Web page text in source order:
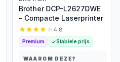
Brother DCP-L2627DWE
- Compacte Laserprinter
4.8
Premium Stabiele prijs
WAAROM DEZE?